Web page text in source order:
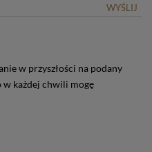
WYŚLIJ
w przyszłości na podany
w każdej chwili mogę